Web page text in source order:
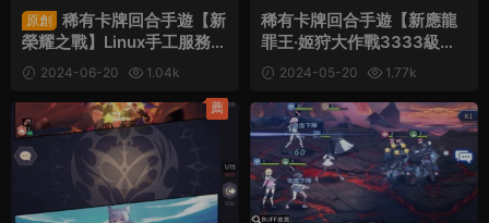
原創
稀有卡牌回合手遊【新
榮耀之戰】Linux手工服務端
+安卓蘋果雙端+GM授權後
台+加解密工具+視頻架設教
程
2024-06-20
1.04k
稀有卡牌回合手遊【新應龍
罪王·姬狩大作戰3333級寶
石内購版】Linux手工服務端
+明文資源+多區跨服+自定
義英雄+自定義符文+GM授
權後台+安卓+視頻架設教程
2024-05-20
1.77k
薦